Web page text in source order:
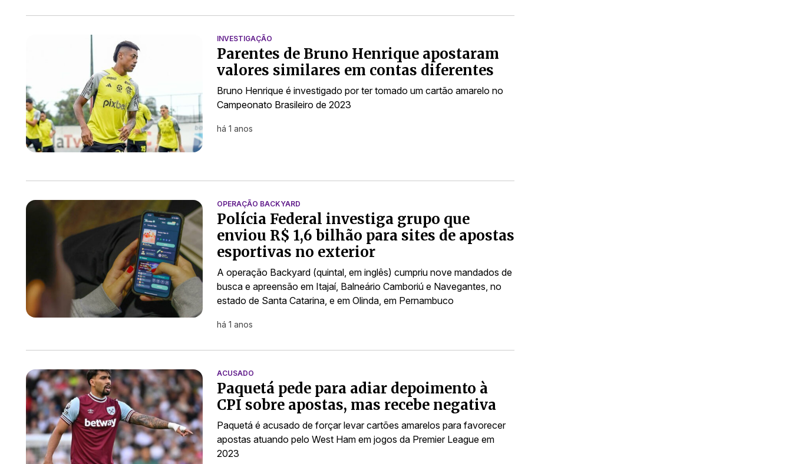
INVESTIGAÇÃO
Parentes de Bruno Henrique apostaram
valores similares em contas diferentes
Bruno Henrique é investigado por ter tomado um cartão amarelo no
Campeonato Brasileiro de 2023
há 1 anos
OPERAÇÃO BACKYARD
Polícia Federal investiga grupo que
enviou R$ 1,6 bilhão para sites de apostas
esportivas no exterior
A operação Backyard (quintal, em inglês) cumpriu nove mandados de
busca e apreensão em Itajaí, Balneário Camboriú e Navegantes, no
estado de Santa Catarina, e em Olinda, em Pernambuco
há 1 anos
ACUSADO
Paquetá pede para adiar depoimento à
CPI sobre apostas, mas recebe negativa
Paquetá é acusado de forçar levar cartões amarelos para favorecer
apostas atuando pelo West Ham em jogos da Premier League em
2023